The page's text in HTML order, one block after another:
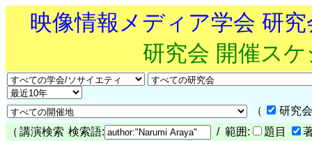
映像情報メディア学会 研
研究会 開催ス
（
研究
（ 講演検索 検索語: / 範囲: 題目